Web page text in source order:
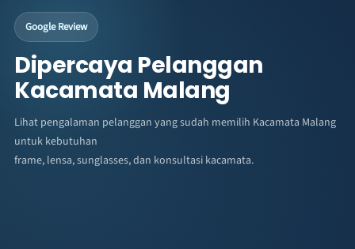
Google Review
Dipercaya Pelanggan
Kacamata Malang
Lihat pengalaman pelanggan yang sudah memilih Kacamata Malang
untuk kebutuhan
frame, lensa, sunglasses, dan konsultasi kacamata.